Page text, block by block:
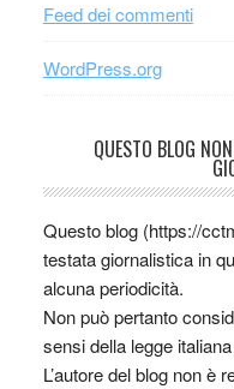
Feed dei commenti
WordPress.org
QUESTO BLOG
Questo blog (https://
testata giornalistica in
alcuna periodicità.
Non può pertanto
sensi della legge
L’autore del blog non è